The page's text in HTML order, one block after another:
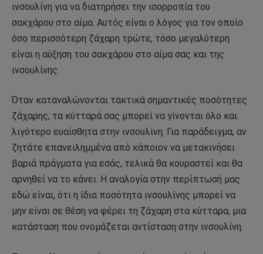
ινσουλίνη για να διατηρήσει την ισορροπία του
σακχάρου στο αίμα. Αυτός είναι ο λόγος για τον οποίο
όσο περισσότερη ζάχαρη τρώτε, τόσο μεγαλύτερη
είναι η αύξηση του σακχάρου στο αίμα σας και της
ινσουλίνης.
Όταν καταναλώνονται τακτικά σημαντικές ποσότητες
ζάχαρης, τα κύτταρά σας μπορεί να γίνονται όλο και
λιγότερο ευαίσθητα στην ινσουλίνη. Για παράδειγμα, αν
ζητάτε επανειλημμένα από κάποιον να μετακινήσει
βαριά πράγματα για εσάς, τελικά θα κουραστεί και θα
αρνηθεί να το κάνει. Η αναλογία στην περίπτωσή μας
εδώ είναι, ότι η ίδια ποσότητα ινσουλίνης μπορεί να
μην είναι σε θέση να φέρει τη ζάχαρη στα κύτταρα, μια
κατάσταση που ονομάζεται αντίσταση στην ινσουλίνη.